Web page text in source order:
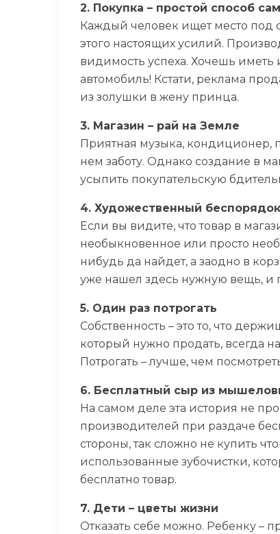
2. Покупка – простой способ
Каждый человек ищет место под
этого настоящих усилий.
видимость успеха. Хочешь иметь
автомобиль! Кстати, реклама
из золушки в жену принца.
3. Магазин – рай на Земле
Приятная музыка, кондиционер,
нем заботу. Однако создание в
усыпить покупательскую
4. Художественный беспорядок
Если вы видите, что товар в
необыкновенное или просто
нибудь да найдет, а заодно в
уже нашел здесь нужную вещь, и
5. Один раз потрогать
Собственность – это то, что
который нужно продать, всегда
Потрогать – лучше, чем
6. Бесплатный сыр из
На самом деле эта история не
производителей при раздаче
стороны, так сложно не купить
использованные зубочистки,
бесплатно товар.
7. Дети – цветы жизни
Отказать себе можно. Ребенку –